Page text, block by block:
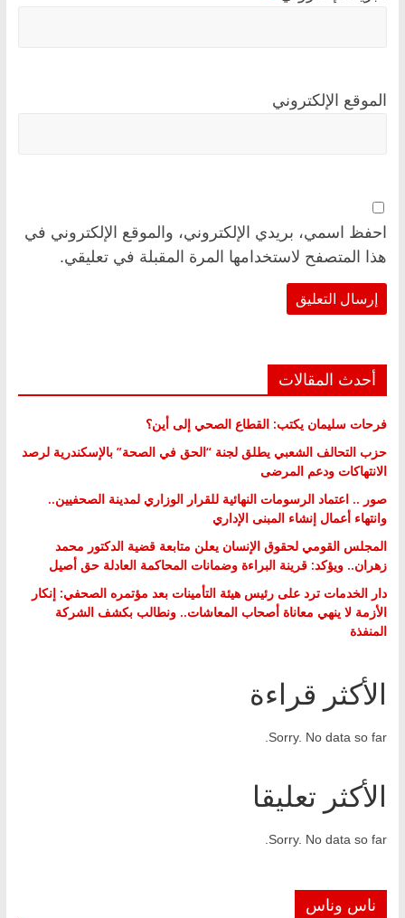
الموقع الإلكتروني
احفظ اسمي، بريدي الإلكتروني، والموقع الإلكتروني في
هذا المتصفح لاستخدامها المرة المقبلة في تعليقي.
أحدث المقالات
فرحات سليمان يكتب: القطاع الصحي إلى أين؟
حزب التحالف الشعبي يطلق لجنة “الحق في الصحة” بالإسكندرية لرصد
الانتهاكات ودعم المرضى
صور .. اعتماد الرسومات النهائية للقرار الوزاري لمدينة الصحفيين..
وانتهاء أعمال إنشاء المبنى الإداري
المجلس القومي لحقوق الإنسان يعلن متابعة قضية الدكتور محمد
زهران.. ويؤكد: قرينة البراءة وضمانات المحاكمة العادلة حق أصيل
دار الخدمات ترد على رئيس هيئة التأمينات بعد مؤتمره الصحفي: إنكار
الأزمة لا ينهي معاناة أصحاب المعاشات.. ونطالب بكشف الشركة
المنفذة
الأكثر قراءة
Sorry. No data so far.
الأكثر تعليقا
Sorry. No data so far.
ناس وناس